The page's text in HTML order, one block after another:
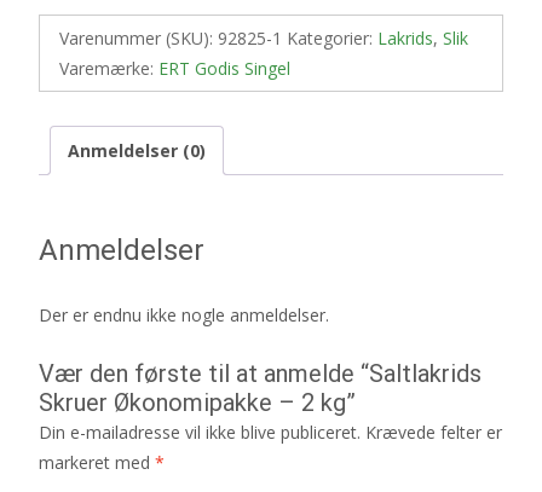
Varenummer (SKU): 92825-1 Kategorier: Lakrids, Slik
Varemærke: ERT Godis Singel
Anmeldelser (0)
Anmeldelser
Der er endnu ikke nogle anmeldelser.
Vær den første til at anmelde “Saltlakrids
Skruer Økonomipakke – 2 kg”
Din e-mailadresse vil ikke blive publiceret. Krævede felter er
markeret med *